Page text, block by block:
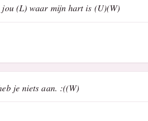
jou (L) waar mijn hart is (U)(W)
je niets aan. :((W)